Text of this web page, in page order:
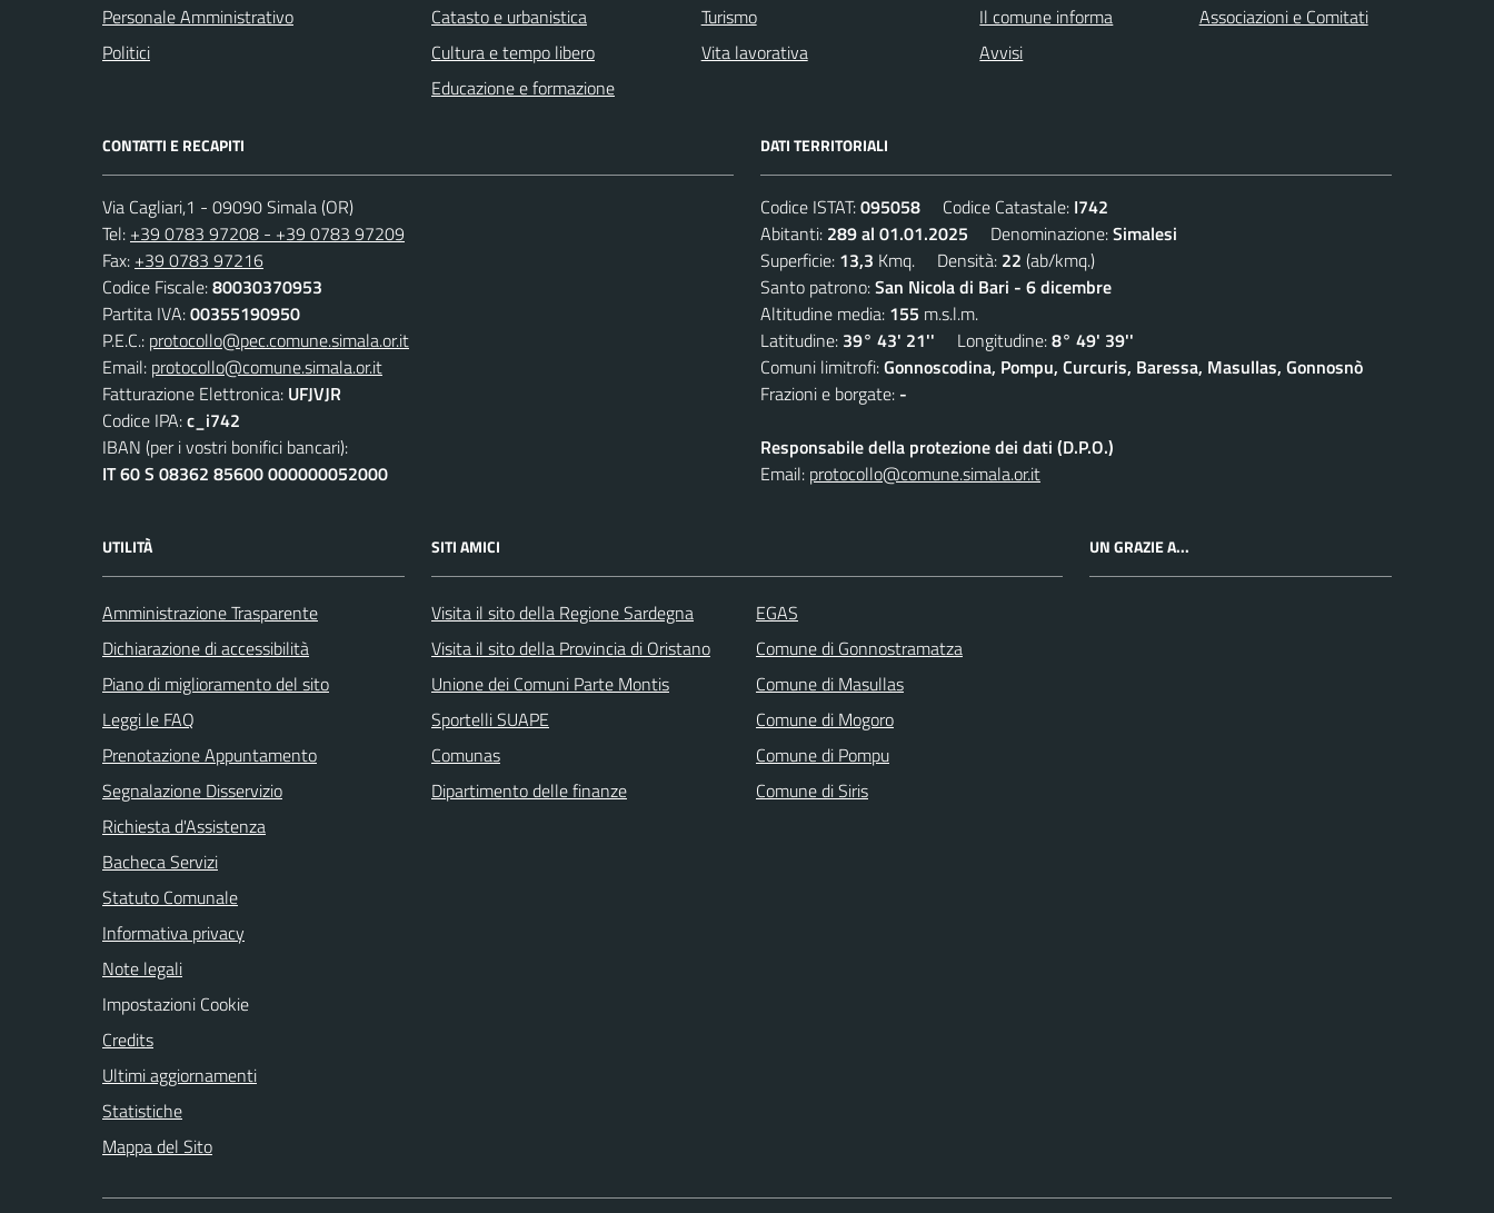
Personale Amministrativo
Politici
Catasto e urbanistica
Cultura e tempo libero
Educazione e formazione
Turismo
Vita lavorativa
Il comune informa
Avvisi
Associazioni e Comitati
CONTATTI E RECAPITI
Via Cagliari,1 - 09090 Simala (OR)
Tel: +39 0783 97208 - +39 0783 97209
Fax: +39 0783 97216
Codice Fiscale:80030370953
Partita IVA:00355190950
P.E.C.: protocollo@pec.comune.simala.or.it
Email: protocollo@comune.simala.or.it
Fatturazione Elettronica: UFJVJR
Codice IPA:c_i742
IBAN (per i vostri bonifici bancari):
IT 60 S 08362 85600 000000052000
DATI TERRITORIALI
Codice ISTAT:095058 Codice Catastale: I742
Abitanti: 289 al 01.01.2025 Denominazione:Simalesi
Superficie: 13,3 Kmq. Densità: 22 (ab/kmq.)
Santo patrono:San Nicola di Bari - 6 dicembre
Altitudine media: 155 m.s.l.m.
Latitudine: 39° 43' 21'' Longitudine:8° 49' 39''
Comuni limitrofi:Gonnoscodina, Pompu, Curcuris, Baressa, Masullas, Gonnosnò
Frazioni e borgate: -
Responsabile della protezione dei dati (D.P.O.)
Email: protocollo@comune.simala.or.it
UTILITÀ
Amministrazione Trasparente
Dichiarazione di accessibilità
Piano di miglioramento del sito
Leggi le FAQ
Prenotazione Appuntamento
Segnalazione Disservizio
Richiesta d'Assistenza
Bacheca Servizi
Statuto Comunale
Informativa privacy
Note legali
Impostazioni Cookie
Credits
Ultimi aggiornamenti
Statistiche
Mappa del Sito
SITI AMICI
Visita il sito della Regione Sardegna
Visita il sito della Provincia di Oristano
Unione dei Comuni Parte Montis
Sportelli SUAPE
Comunas
Dipartimento delle finanze
EGAS
Comune di Gonnostramatza
Comune di Masullas
Comune di Mogoro
Comune di Pompu
Comune di Siris
UN GRAZIE A...